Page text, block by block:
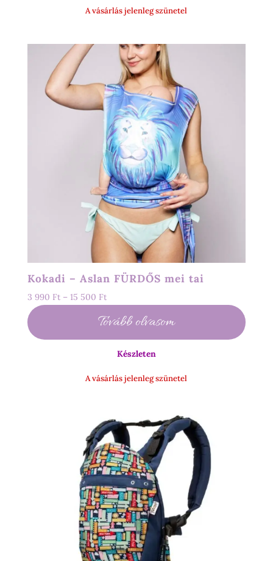
000 Ft
A vásárlás jelenleg szünetel
Kokadi – Aslan FÜRDŐS mei tai
3 990 Ft – 15 500 FtÁrtartomány:
990 Ft
500 Ft
Tovább olvasom
Készleten
A vásárlás jelenleg szünetel